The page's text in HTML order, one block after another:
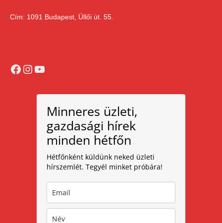
Cím: 1091 Budapest, Üllői út. 55.
Facebook
Instagram
YouTube
Minneres üzleti,
gazdasági hírek
minden hétfőn
Hétfőnként küldünk neked üzleti
hírszemlét. Tegyél minket próbára!